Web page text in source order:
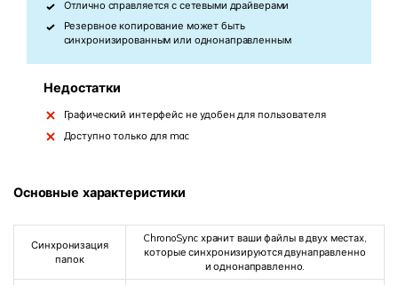
Отлично справляется с сетевыми драйверами
Резервное копирование может быть
синхронизированным или однонаправленным
Недостатки
Графический интерфейс не удобен для пользователя
Доступно только для mac
Основные характеристики
Синхронизация
папок
ChronoSync хранит ваши файлы в двух местах,
которые синхронизируются двунаправленно
и однонаправленно.